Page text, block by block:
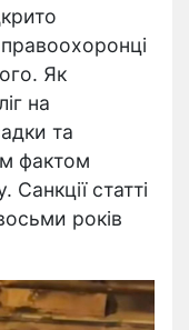
Як
на
та
фактом
статті
років